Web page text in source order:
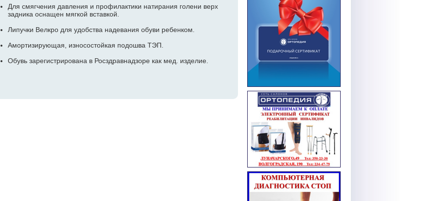
Для смягчения давления и профилактики натирания голени верх
задника оснащен мягкой вставкой.
Липучки Велкро для удобства надевания обуви ребенком.
Амортизирующая, износостойкая подошва ТЭП.
Обувь зарегистрирована в Росздравнадзоре как мед. изделие.